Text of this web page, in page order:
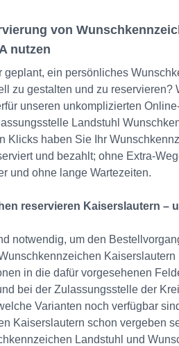
von
nutzen
geplant, ein persönliches
zu gestalten und zu reservieren?
unseren unkomplizierten
Landstuhl
Klicks haben Sie Ihr
und bezahlt; ohne Extra-
und ohne lange Wartezeiten.
reservieren Kaiserslautern –
notwendig, um den
in die dafür vorgesehenen
bei der Zulassungsstelle der
Varianten noch verfügbar
Kaiserslautern schon vergeben
Landstuhl und